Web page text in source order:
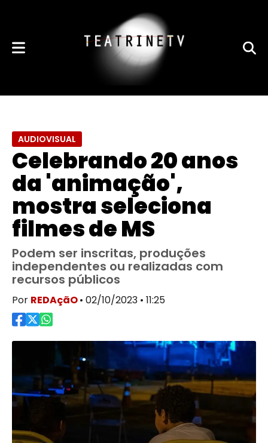
AUDIOVISUAL
Celebrando 20 anos
da 'animação',
mostra seleciona
filmes de MS
Podem ser inscritas, produções
independentes ou realizadas com
recursos públicos
Por REDAçãO• 02/10/2023 • 11:25